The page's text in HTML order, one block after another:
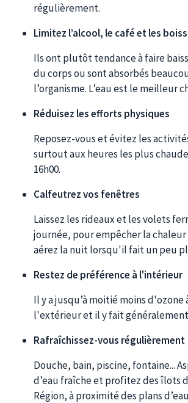
régulièrement.
Limitez l’alcool, le café et les
Ils ont plutôt tendance à faire
du corps ou sont absorbés
l’organisme. L’eau est le meilleur
Réduisez les efforts physiques
Reposez-vous et évitez les
surtout aux heures les plus
16h00.
Calfeutrez vos fenêtres
Laissez les rideaux et les volets
journée, pour empêcher la
aérez la nuit lorsqu'il fait un peu
Restez de préférence à l'intérieur
Il y a jusqu’à moitié moins
l'extérieur et il y fait
Rafraîchissez-vous régulièrement
Douche, bain, piscine, fontaine...
d’eau fraîche et profitez des îlots
Région, à proximité des plans